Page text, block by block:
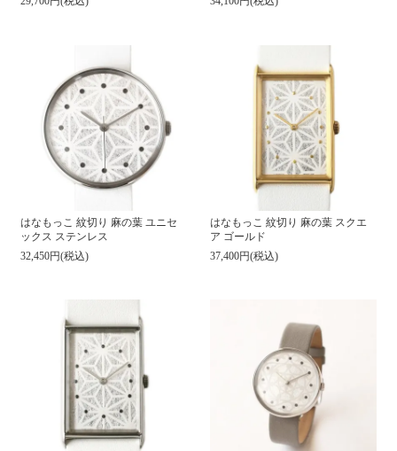
はなもっこ 紋切り 麻の葉 ユニセ
ックス ステンレス
32,450円(税込)
はなもっこ 紋切り 麻の葉 スクエ
ア ゴールド
37,400円(税込)